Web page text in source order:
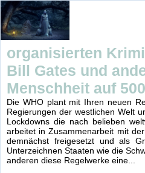
organisierten
Bill Gates und
Menschheit auf
Die WHO plant mit Ihren neuen
Regierungen der westlichen Welt
Lockdowns die nach belieben
arbeitet in Zusammenarbeit mit
demnächst freigesetzt und als
Unterzeichnen Staaten wie die
anderen diese Regelwerke eine...